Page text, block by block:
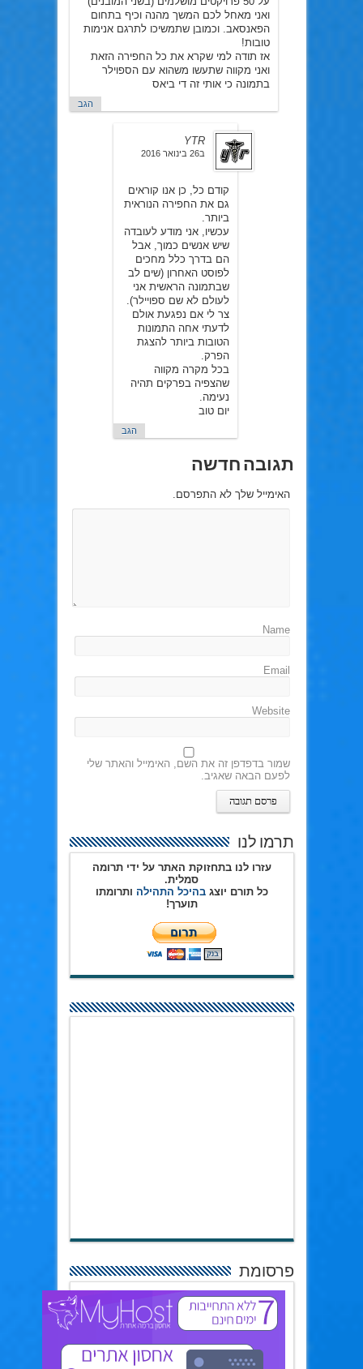
ואני מאחל לכם המשך מהנה וכיף בתחום
הפאנסאב. וכמובן שתמשיכו לתרגם אנימות
טובות!
אז תודה למי שקרא את כל החפירה הזאת
ואני מקווה שתעשו משהוא עם הספוילר
בתמונה כי אותי זה די ביאס
הגב
YTR
ב26 בינואר 2016
קודם כל, כן אנו קוראים
גם את החפירה הנוראית
ביותר.
עכשיו, אני מודע לעובדה
שיש אנשים כמוך, אבל
הם בדרך כלל מחכים
לפוסט האחרון (שים לב
שבתמונה הראשית אני
לעולם לא שם ספויילר).
צר לי אם נפגעת אולם
לדעתי אחה התמונות
הטובות ביותר להצגת
הפרק.
בכל מקרה מקווה
שהצפיה בפרקים תהיה
נעימה.
יום טוב
הגב
תגובה חדשה
האימייל שלך לא התפרסם.
Name
Email
Website
שמור בדפדפן זה את השם, האימייל והאתר שלי
לפעם הבאה שאגיב.
תרמו לנו
עזרו לנו בתחזוקת האתר על ידי תרומה
סמלית.
כל תורם יוצגבהיכל התהילה ותרומתו
תוערך!
פרסומת